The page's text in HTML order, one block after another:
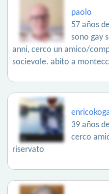
paolo
57 años
sono gay
anni, cerco un amico/
socievole. abito a
39 años
cerco
riservato